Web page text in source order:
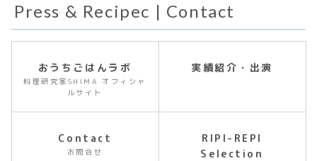
Press & Recipec | Contact
おうちごはんラボ
料理研究家SHIMA オフィシャ
ルサイト
実績紹介・出演
Contact
お問合せ
RIPI-REPI
Selection